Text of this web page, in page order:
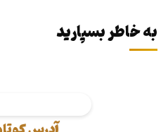
به خاطر بسپارید